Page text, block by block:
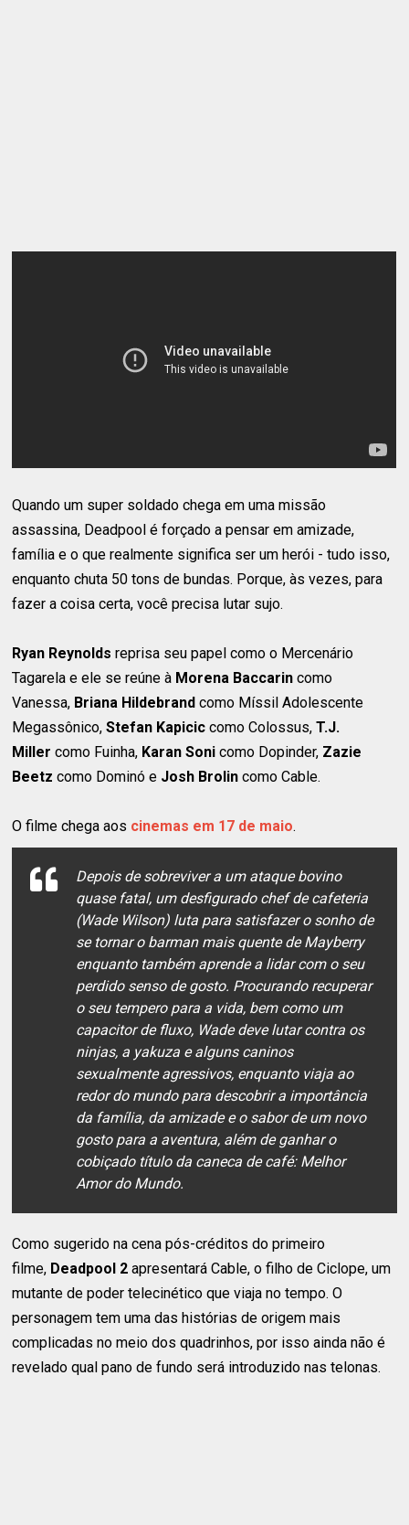
Quando um super soldado chega em uma missão
assassina, Deadpool é forçado a pensar em amizade,
família e o que realmente significa ser um herói - tudo isso,
enquanto chuta 50 tons de bundas. Porque, às vezes, para
fazer a coisa certa, você precisa lutar sujo.
Ryan Reynolds reprisa seu papel como o Mercenário
Tagarela e ele se reúne à Morena Baccarin como
Vanessa, Briana Hildebrand como Míssil Adolescente
Megassônico,Stefan Kapicic como Colossus,T.J.
Millercomo Fuinha, Karan Soni como Dopinder, Zazie
Beetz como Dominó e Josh Brolin como Cable.
O filme chega aos cinemas em 17 de maio.
Depois de sobreviver a um ataque bovino
quase fatal, um desfigurado chef de cafeteria
(Wade Wilson) luta para satisfazer o sonho de
se tornar o barman mais quente de Mayberry
enquanto também aprende a lidar com o seu
perdido senso de gosto. Procurando recuperar
o seu tempero para a vida, bem como um
capacitor de fluxo, Wade deve lutar contra os
ninjas, a yakuza e alguns caninos
sexualmente agressivos, enquanto viaja ao
redor do mundo para descobrir a importância
da família, da amizade e o sabor de um novo
gosto para a aventura, além de ganhar o
cobiçado título da caneca de café: Melhor
Amor do Mundo.
Como sugerido na cena pós-créditos do primeiro
filme, Deadpool 2 apresentará Cable, o filho de Ciclope, um
mutante de poder telecinético que viaja no tempo. O
personagem tem uma das histórias de origem mais
complicadas no meio dos quadrinhos, por isso ainda não é
revelado qual pano de fundo será introduzido nas telonas.